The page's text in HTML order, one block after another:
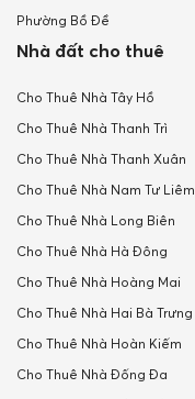
Phường Bồ Đề
Nhà đất cho thuê
Cho Thuê Nhà Tây Hồ
Cho Thuê Nhà Thanh Trì
Cho Thuê Nhà Thanh Xuân
Cho Thuê Nhà Nam Tư Liêm
Cho Thuê Nhà Long Biên
Cho Thuê Nhà Hà Đông
Cho Thuê Nhà Hoàng Mai
Cho Thuê Nhà Hai Bà Trưng
Cho Thuê Nhà Hoàn Kiếm
Cho Thuê Nhà Đống Đa